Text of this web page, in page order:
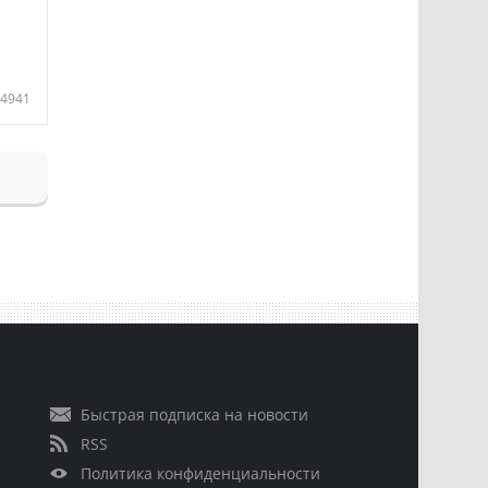
4941
Быстрая подписка на новости
RSS
Политика конфиденциальности